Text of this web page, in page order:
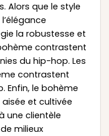
Alors que le style
la robustesse et
contrastent
du hip-hop. Les
contrastent
Enfin, le bohème
et cultivée
une clientèle
milieux